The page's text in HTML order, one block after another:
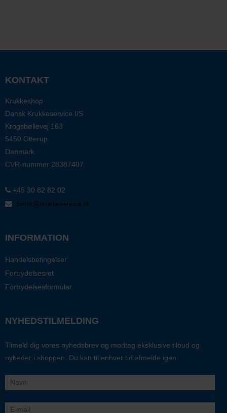
KONTAKT
Krukkeshop
Dansk Krukkeservice I/S
Krogsbøllevej 163
5450 Otterup
Danmark
CVR-nummer 28387407
+45 30 82 82 02
INFORMATION
Handelsbetingelser
Fortrydelsesret
Fortrydelsesformular
NYHEDSTILMELDING
Tilmeld dig vores nyhedsbrev og modtag eksklusive tilbud og
nyheder i shoppen. Du kan til enhver tid afmelde igen.